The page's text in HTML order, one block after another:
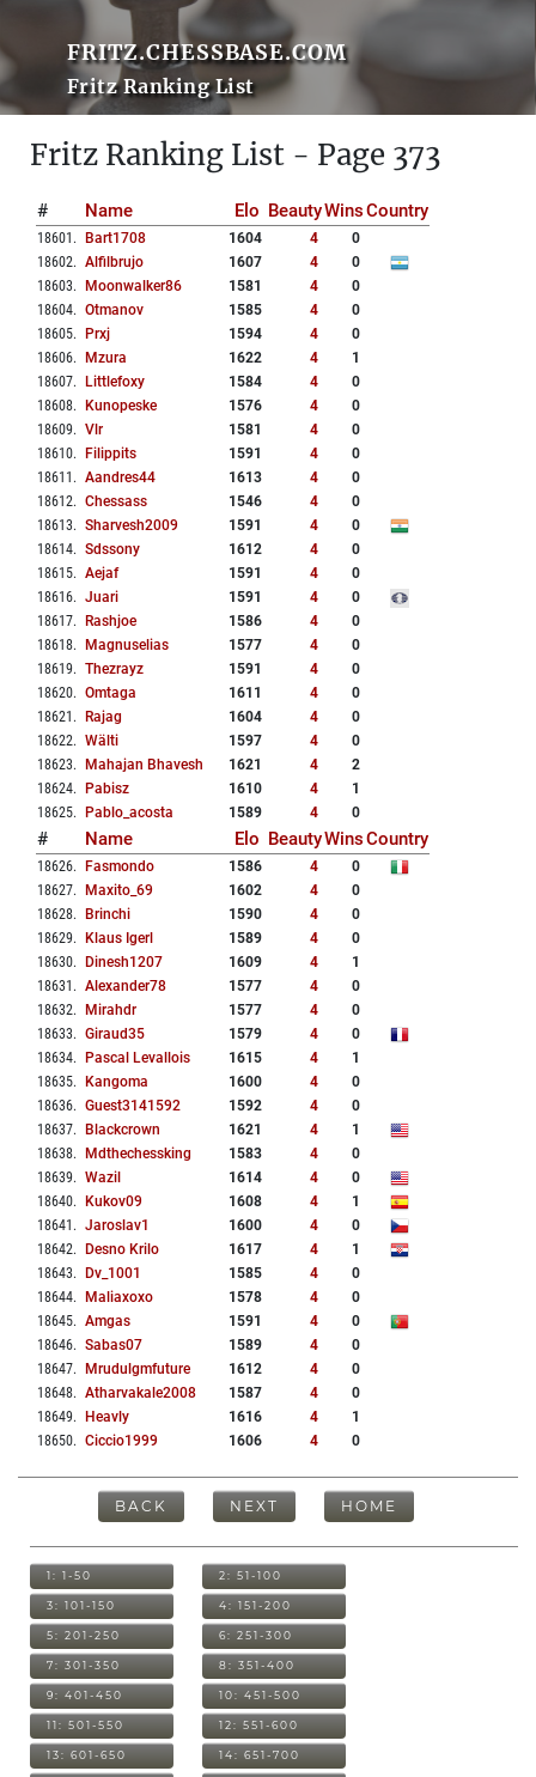
FRITZ.CHESSBASE.COM
Fritz Ranking List
Fritz Ranking List - Page 373
# Name Elo BeautyWinsCountry
18601 . Bart1708 1604 4
0
18602. Alfilbrujo 1607 4
0
18603. Moonwalker86 1581 4
0
18604. Otmanov 1585 4
0
18605. Prxj 1594 4
0
18606. Mzura 1622 4
1
18607. Littlefoxy 1584 4
0
18608. Kunopeske 1576 4
0
18609. Vlr 1581 4
0
18610. Filippits 1591 4
0
18611 . Aandres44 1613 4
0
18612. Chessass 1546 4
0
18613. Sharvesh2009 1591 4
0
18614. Sdssony 1612 4
0
18615. Aejaf 1591 4
0
18616. Juari 1591 4
0
18617. Rashjoe 1586 4
0
18618. Magnuselias 1577 4
0
18619. Thezrayz 1591 4
0
18620. Omtaga 1611 4
0
18621 . Rajag 1604 4
0
18622. Wälti 1597 4
0
18623. Mahajan Bhavesh 1621 4
2
18624. Pabisz 1610 4
1
18625. Pablo_acosta 1589 4 0
# Name Elo BeautyWinsCountry
18626. Fasmondo 1586 4
0
18627. Maxito_69 1602 4
0
18628. Brinchi 1590 4
0
18629. Klaus Igerl 1589 4
0
18630. Dinesh1207 1609 4
1
18631 . Alexander78 1577 4
0
18632. Mirahdr 1577 4
0
18633. Giraud35 1579 4
0
18634. Pascal Levallois 1615 4
1
18635. Kangoma 1600 4
0
18636. Guest3141592 1592 4
0
18637. Blackcrown 1621 4
1
18638. Mdthechessking 1583 4
0
18639. Wazil 1614 4
0
18640. Kukov09 1608 4
1
18641 . Jaroslav1 1600 4
0
18642. Desno Krilo 1617 4
1
18643. Dv_1001 1585 4
0
18644. Maliaxoxo 1578 4
0
18645. Amgas 1591 4
0
18646. Sabas07 1589 4
0
18647. Mrudulgmfuture 1612 4
0
18648. Atharvakale2008 1587 4
0
18649. Heavly 1616 4
1
18650. Ciccio1999 1606 4 0
BACK NEXT HOME
1: 1-50 2: 51-100
3: 101-150 4: 151-200
5: 201-250 6: 251-300
7: 301-350 8: 351-400
9: 401-450 10: 451-500
11: 501-550 12: 551-600
13: 601-650 14: 651-700